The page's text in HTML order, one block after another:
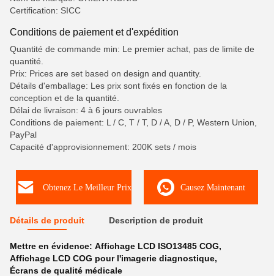
Certification: SICC
Conditions de paiement et d'expédition
Quantité de commande min: Le premier achat, pas de limite de
quantité.
Prix: Prices are set based on design and quantity.
Détails d'emballage: Les prix sont fixés en fonction de la
conception et de la quantité.
Délai de livraison: 4 à 6 jours ouvrables
Conditions de paiement: L / C, T / T, D / A, D / P, Western Union,
PayPal
Capacité d'approvisionnement: 200K sets / mois
Obtenez Le Meilleur Prix Causez Maintenant
Détails de produit Description de produit
Mettre en évidence: Affichage LCD ISO13485 COG,
Affichage LCD COG pour l'imagerie diagnostique,
Écrans de qualité médicale